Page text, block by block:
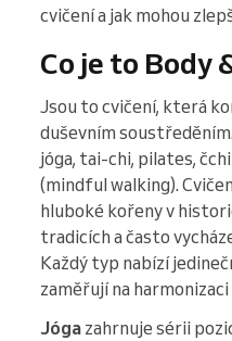
cvičení a jak mohou
Co je to Body
Jsou to cvičení, která
duševním
jóga, tai-chi, pilates,
(mindful walking).
hluboké kořeny v
tradicích a často
Každý typ nabízí
zaměřují na
Jóga zahrnuje sérii